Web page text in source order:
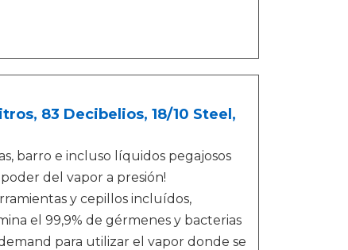
83 Decibelios, 18/10 Steel,
barro e incluso líquidos pegajosos
del vapor a presión!
y cepillos incluídos,
el 99,9% de gérmenes y bacterias
para utilizar el vapor donde se